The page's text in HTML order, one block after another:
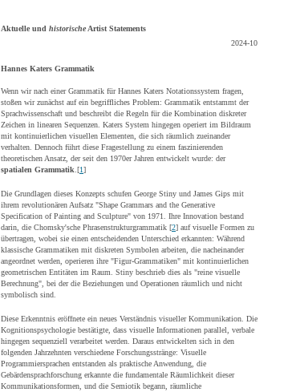
Aktuelle und historische Artist Statements
2024-10
Hannes Katers Grammatik
Wenn wir nach einer Grammatik für Hannes Katers Notationssystem fragen,
stoßen wir zunächst auf ein begriffliches Problem: Grammatik entstammt der
Sprachwissenschaft und beschreibt die Regeln für die Kombination diskreter
Zeichen in linearen Sequenzen. Katers System hingegen operiert im Bildraum
mit kontinuierlichen visuellen Elementen, die sich räumlich zueinander
verhalten. Dennoch führt diese Fragestellung zu einem faszinierenden
theoretischen Ansatz, der seit den 1970er Jahren entwickelt wurde: der
spatialen Grammatik .[1]
Die Grundlagen dieses Konzepts schufen George Stiny und James Gips mit
ihrem revolutionären Aufsatz "Shape Grammars and the Generative
Specification of Painting and Sculpture" von 1971. Ihre Innovation bestand
darin, die Chomsky'sche Phrasenstrukturgrammatik [2] auf visuelle Formen zu
übertragen, wobei sie einen entscheidenden Unterschied erkannten: Während
klassische Grammatiken mit diskreten Symbolen arbeiten, die nacheinander
angeordnet werden, operieren ihre "Figur-Grammatiken" mit kontinuierlichen
geometrischen Entitäten im Raum. Stiny beschrieb dies als "reine visuelle
Berechnung", bei der die Beziehungen und Operationen räumlich und nicht
symbolisch sind.
Diese Erkenntnis eröffnete ein neues Verständnis visueller Kommunikation. Die
Kognitionspsychologie bestätigte, dass visuelle Informationen parallel, verbale
hingegen sequenziell verarbeitet werden. Daraus entwickelten sich in den
folgenden Jahrzehnten verschiedene Forschungsstränge: Visuelle
Programmiersprachen entstanden als praktische Anwendung, die
Gebärdensprachforschung erkannte die fundamentale Räumlichkeit dieser
Kommunikationsformen, und die Semiotik begann, räumliche